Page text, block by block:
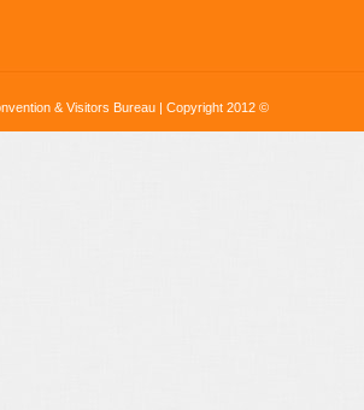
& Visitors Bureau | Copyright 2012 ©